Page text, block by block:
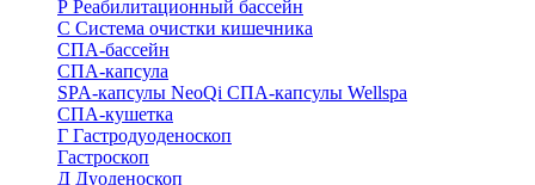
Р Реабилитационный бассейн
С Система очистки кишечника
СПА-бассейн
СПА-капсула
SPA-капсулы NeoQi СПА-капсулы Wellspa
СПА-кушетка
Г Гастродуоденоскоп
Гастроскоп
Д Дуоденоскоп